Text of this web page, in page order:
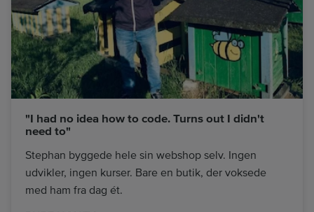
"I had no idea how to code. Turns out I didn't
need to"
Stephan byggede hele sin webshop selv. Ingen
udvikler, ingen kurser. Bare en butik, der voksede
med ham fra dag ét.